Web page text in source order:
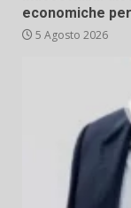
economiche
5 Agosto 2026